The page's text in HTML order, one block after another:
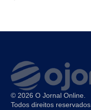
© 2026 O Jornal Online.
Todos direitos reservados.